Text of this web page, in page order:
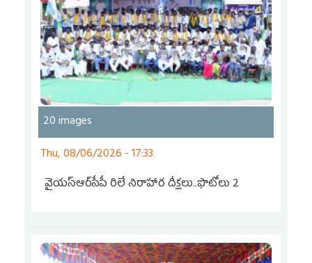
20 images
Thu, 08/06/2026 - 17:33
వైయ‌స్ఆర్‌సీపీ రిలే నిరాహార దీక్షలు..ఫొటోలు 2